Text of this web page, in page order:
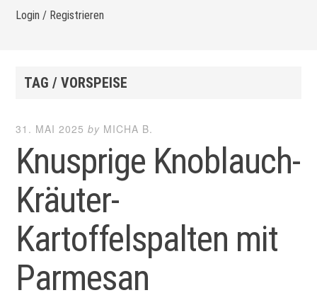
Login / Registrieren
TAG / VORSPEISE
31. MAI 2025 by MICHA B.
Knusprige Knoblauch-
Kräuter-
Kartoffelspalten mit
Parmesan